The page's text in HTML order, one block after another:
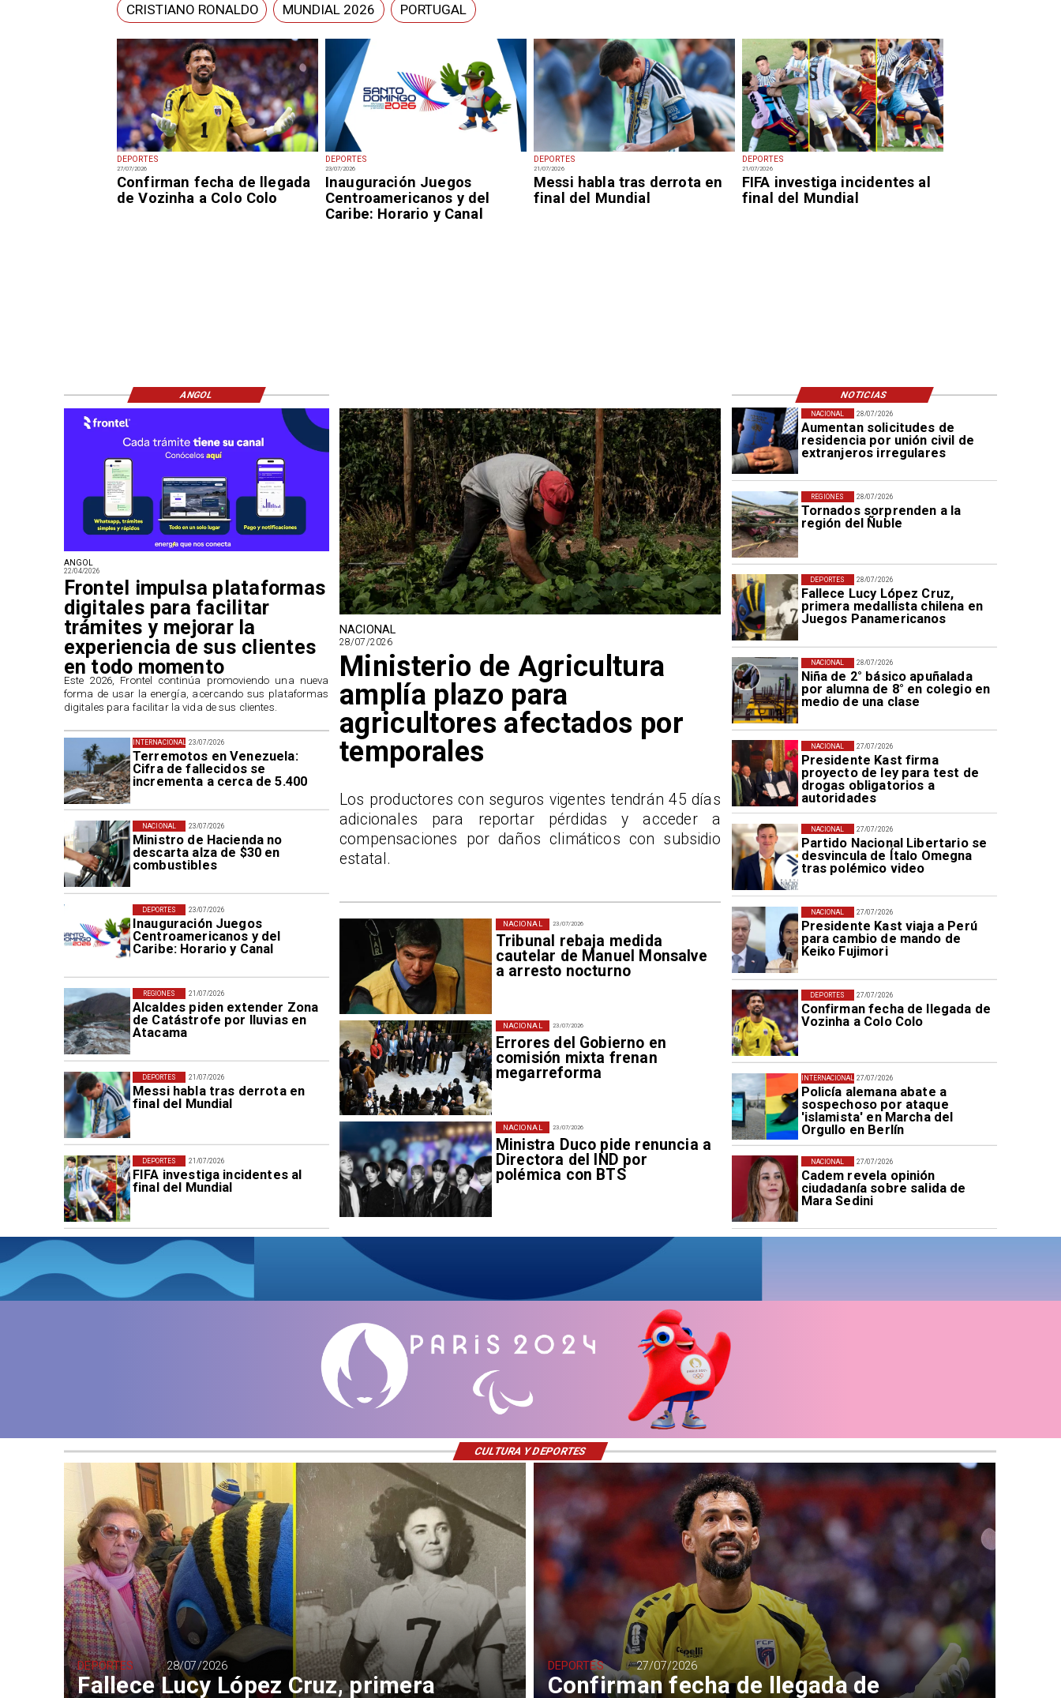
DEPORTES
27/07/2026
Confirman fecha de llegada
de Vozinha a Colo Colo
DEPORTES
23/07/2026
Inauguración Juegos
Centroamericanos y del
Caribe: Horario y Canal
DEPORTES
21/07/2026
Messi habla tras derrota en
final del Mundial
DEPORTES
21/07/2026
FIFA investiga incidentes al
final del Mundial
CRISTIANO RONALDO MUNDIAL 2026 PORTUGAL
28/07/2026
Aumentan solicitudes de
residencia por unión civil de
extranjeros irregulares
NACIONAL
28/07/2026
Tornados sorprenden a la
región del Ñuble
REGIONES
28/07/2026
Fallece Lucy López Cruz,
primera medallista chilena en
Juegos Panamericanos
DEPORTES
28/07/2026
Niña de 2° básico apuñalada
por alumna de 8° en colegio en
medio de una clase
NACIONAL
27/07/2026
Presidente Kast firma
proyecto de ley para test de
drogas obligatorios a
autoridades
NACIONAL
27/07/2026
Partido Nacional Libertario se
desvincula de Ítalo Omegna
tras polémico video
NACIONAL
27/07/2026
Presidente Kast viaja a Perú
para cambio de mando de
Keiko Fujimori
NACIONAL
27/07/2026
Confirman fecha de llegada de
Vozinha a Colo Colo
DEPORTES
27/07/2026
Policía alemana abate a
sospechoso por ataque
'islamista' en Marcha del
Orgullo en Berlín
INTERNACIONAL
27/07/2026
Cadem revela opinión
ciudadanía sobre salida de
Mara Sedini
NACIONAL
23/07/2026
Terremotos en Venezuela:
Cifra de fallecidos se
incrementa a cerca de 5.400
INTERNACIONAL
23/07/2026
Ministro de Hacienda no
descarta alza de $30 en
combustibles
NACIONAL
23/07/2026
Inauguración Juegos
Centroamericanos y del
Caribe: Horario y Canal
DEPORTES
21/07/2026
Alcaldes piden extender Zona
de Catástrofe por lluvias en
Atacama
REGIONES
21/07/2026
Messi habla tras derrota en
final del Mundial
DEPORTES
21/07/2026
FIFA investiga incidentes al
final del Mundial
DEPORTES
23/07/2026
Tribunal rebaja medida
cautelar de Manuel Monsalve
a arresto nocturno
NACIONAL
23/07/2026
Errores del Gobierno en
comisión mixta frenan
megarreforma
NACIONAL
23/07/2026
Ministra Duco pide renuncia a
Directora del IND por
polémica con BTS
NACIONAL
ANGOL
22/04/2026
Frontel impulsa plataformas
digitales para facilitar
trámites y mejorar la
experiencia de sus clientes
en todo momento
​Este 2026, Frontel continúa promoviendo una nueva
forma de usar la energía, acercando sus plataformas
digitales para facilitar la vida de sus clientes.
NACIONAL
28/07/2026
Ministerio de Agricultura
amplía plazo para
agricultores afectados por
temporales
Los productores con seguros vigentes tendrán 45 días
adicionales para reportar pérdidas y acceder a
compensaciones por daños climáticos con subsidio
estatal.
ANGOL NOTICIAS
Fallece Lucy López Cruz, primera
DEPORTES 28/07/2026
Confirman fecha de llegada de
DEPORTES 27/07/2026
CULTURA Y DEPORTES